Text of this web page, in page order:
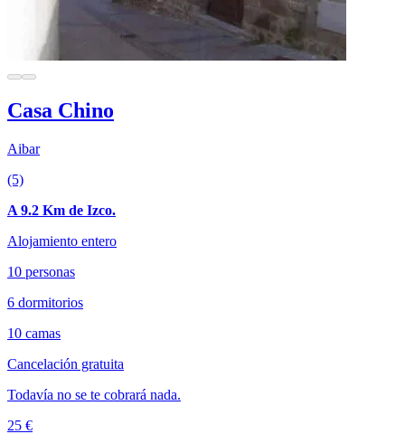
Casa Chino
Aibar
(5)
A 9.2 Km de Izco.
Alojamiento entero
10 personas
6 dormitorios
10 camas
Cancelación gratuita
Todavía no se te cobrará nada.
25 €